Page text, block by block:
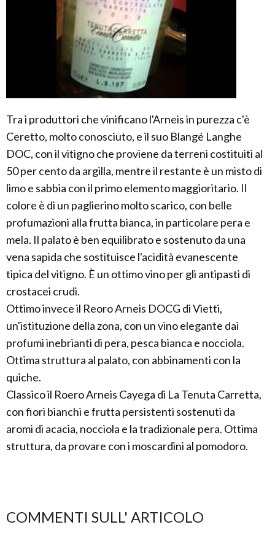
Tra i produttori che vinificano l'Arneis in purezza c'è
Ceretto, molto conosciuto, e il suo Blangé Langhe
DOC, con il vitigno che proviene da terreni costituiti al
50 per cento da argilla, mentre il restante è un misto di
limo e sabbia con il primo elemento maggioritario. Il
colore è di un paglierino molto scarico, con belle
profumazioni alla frutta bianca, in particolare pera e
mela. Il palato è ben equilibrato e sostenuto da una
vena sapida che sostituisce l'acidità evanescente
tipica del vitigno. È un ottimo vino per gli antipasti di
crostacei crudi.
Ottimo invece il Reoro Arneis DOCG di Vietti,
un'istituzione della zona, con un vino elegante dai
profumi inebrianti di pera, pesca bianca e nocciola.
Ottima struttura al palato, con abbinamenti con la
quiche.
Classico il Roero Arneis Cayega di La Tenuta Carretta,
con fiori bianchi e frutta persistenti sostenuti da
aromi di acacia, nocciola e la tradizionale pera. Ottima
struttura, da provare con i moscardini al pomodoro.
COMMENTI SULL' ARTICOLO